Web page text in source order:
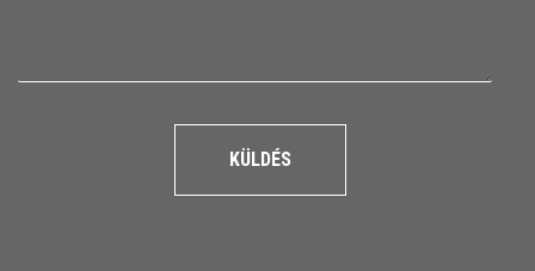
KÜLDÉS